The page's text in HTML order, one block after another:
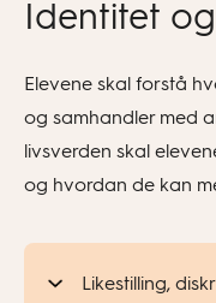
Identitet
Elevene skal forstå
og samhandler med
livsverden skal
og hvordan de kan
Likestilling,